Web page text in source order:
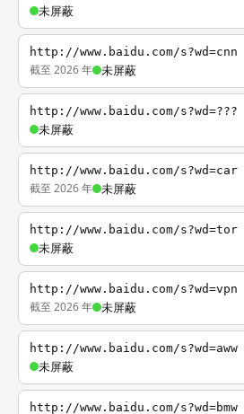
未屏蔽
http://www.baidu.com/s?wd=cnn
截至 2026 年 未屏蔽
http://www.baidu.com/s?wd=???
未屏蔽
http://www.baidu.com/s?wd=car
截至 2026 年 未屏蔽
http://www.baidu.com/s?wd=tor
未屏蔽
http://www.baidu.com/s?wd=vpn
截至 2026 年 未屏蔽
http://www.baidu.com/s?wd=aww
未屏蔽
http://www.baidu.com/s?wd=bmw